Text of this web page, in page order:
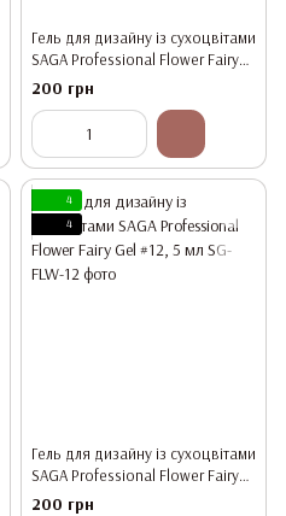
Гель для дизайну із сухоцвітами
SAGA Professional Flower Fairy
Gel #10, 5 мл
200 грн
4
4
Гель для дизайну із сухоцвітами
SAGA Professional Flower Fairy
Gel #12, 5 мл
200 грн